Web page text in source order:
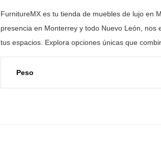
FurnitureMX es tu tienda de muebles de lujo en
presencia en Monterrey y todo Nuevo León, nos
tus espacios. Explora opciones únicas que
Peso